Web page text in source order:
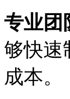
专业团
够快速
成本。